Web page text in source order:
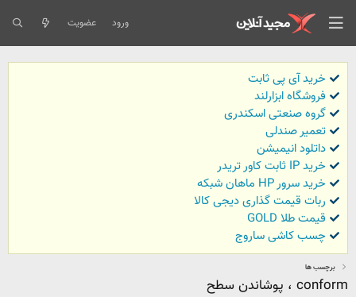
ورود عضویت
خرید آی پی ثابت
فروشگاه ابزارلند
گروه صنعتی اسکندری
تعمیر صندلی
داتلود انیمیشن
خرید IP ثابت کاور تریدر
خرید سرور HP ماهان شبکه
ربات قیمت گذاری دیجی کالا
قیمت طلا GOLD
چسب کاشی ساروج
برچسب ها
conform ، پوشاندن سطح